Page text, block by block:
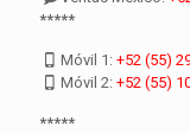
*****
Móvil 1:+52 (55)
Móvil 2:+52 (55)
*****